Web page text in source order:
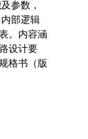
参数，
部逻辑
。内容涵
设计要
格书（版